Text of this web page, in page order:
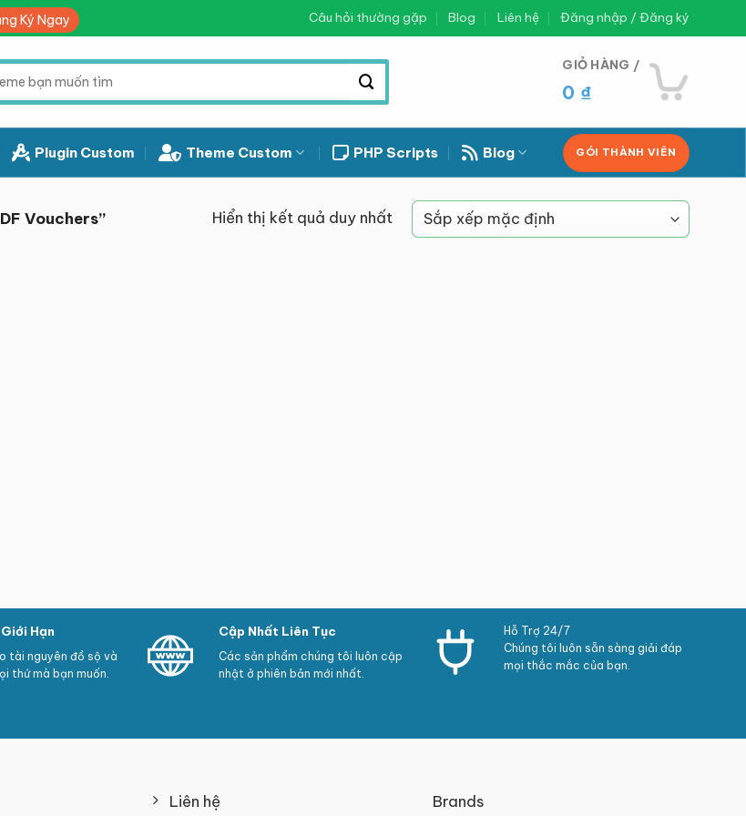
Ký Ngay Câu hỏi thường gặp Blog Liên hệ Đăng nhập / Đăng ký
GIỎ HÀNG /
0 ₫
Plugin Custom Theme Custom PHP Scripts Blog GÓI THÀNH VIÊN
Vouchers” Hiển thị kết quả duy nhất
Hạn
tài nguyên đồ sộ và
thứ mà bạn muốn.
Cập Nhất Liên Tục
Các sản phẩm chúng tôi luôn cập
nhật ở phiên bản mới nhất.
Hỗ Trợ 24/7
Chúng tôi luôn sẵn sàng giải đáp
mọi thắc mắc của bạn.
Liên hệ Brands